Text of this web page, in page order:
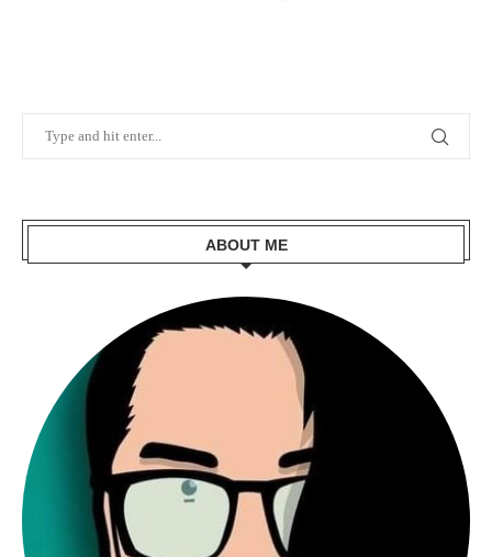
ABOUT ME